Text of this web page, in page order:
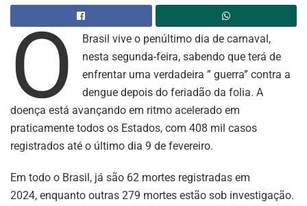
O
Brasil vive o penúltimo dia de carnaval,
nesta segunda-feira, sabendo que terá de
enfrentar uma verdadeira ” guerra” contra a
dengue depois do feriadão da folia. A
doença está avançando em ritmo acelerado em
praticamente todos os Estados, com 408 mil casos
registrados até o último dia 9 de fevereiro.
Em todo o Brasil, já são 62 mortes registradas em
2024, enquanto outras 279 mortes estão sob investigação.